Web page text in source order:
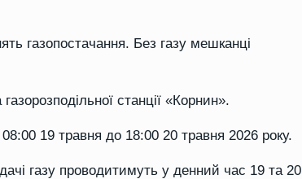
газопостачання. Без газу мешканці
станції «Корнин».
19 травня до 18:00 20 травня 2026 року.
газу проводитимуть у денний час 19 та 20